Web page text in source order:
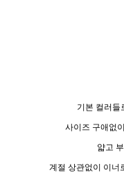
기본 컬러들
사이즈 구애없
얇고
계절 상관없이 이너